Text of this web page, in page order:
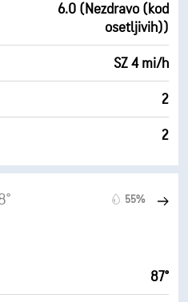
6.0 (Nezdravo (kod
osetljivih))
SZ 4 mi/h
2
2
55%
87°